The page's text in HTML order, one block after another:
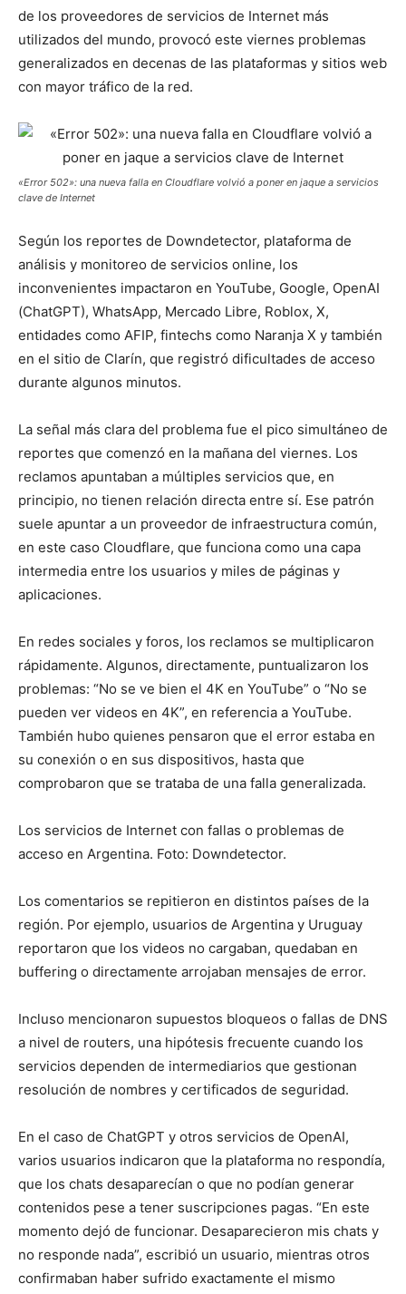
de los proveedores de servicios de Internet más
utilizados del mundo, provocó este viernes problemas
generalizados en decenas de las plataformas y sitios web
con mayor tráfico de la red.
«Error 502»: una nueva falla en Cloudflare volvió a poner en jaque a servicios
clave de Internet
Según los reportes de Downdetector, plataforma de
análisis y monitoreo de servicios online, los
inconvenientes impactaron en YouTube, Google, OpenAI
(ChatGPT), WhatsApp, Mercado Libre, Roblox, X,
entidades como AFIP, fintechs como Naranja X y también
en el sitio de Clarín, que registró dificultades de acceso
durante algunos minutos.
La señal más clara del problema fue el pico simultáneo de
reportes que comenzó en la mañana del viernes. Los
reclamos apuntaban a múltiples servicios que, en
principio, no tienen relación directa entre sí. Ese patrón
suele apuntar a un proveedor de infraestructura común,
en este caso Cloudflare, que funciona como una capa
intermedia entre los usuarios y miles de páginas y
aplicaciones.
En redes sociales y foros, los reclamos se multiplicaron
rápidamente. Algunos, directamente, puntualizaron los
problemas: “No se ve bien el 4K en YouTube” o “No se
pueden ver videos en 4K”, en referencia a YouTube.
También hubo quienes pensaron que el error estaba en
su conexión o en sus dispositivos, hasta que
comprobaron que se trataba de una falla generalizada.
Los servicios de Internet con fallas o problemas de
acceso en Argentina. Foto: Downdetector.
Los comentarios se repitieron en distintos países de la
región. Por ejemplo, usuarios de Argentina y Uruguay
reportaron que los videos no cargaban, quedaban en
buffering o directamente arrojaban mensajes de error.
Incluso mencionaron supuestos bloqueos o fallas de DNS
a nivel de routers, una hipótesis frecuente cuando los
servicios dependen de intermediarios que gestionan
resolución de nombres y certificados de seguridad.
En el caso de ChatGPT y otros servicios de OpenAI,
varios usuarios indicaron que la plataforma no respondía,
que los chats desaparecían o que no podían generar
contenidos pese a tener suscripciones pagas. “En este
momento dejó de funcionar. Desaparecieron mis chats y
no responde nada”, escribió un usuario, mientras otros
confirmaban haber sufrido exactamente el mismo